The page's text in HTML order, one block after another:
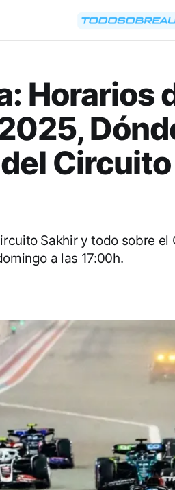
Horarios
Sakhir y todo sobre el
a las 17:00h.